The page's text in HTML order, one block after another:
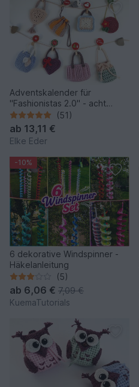
Adventskalender für
"Fashionistas 2.0" - acht
zauberhafte Modelle
(51)
ab 13,11 €
Elke Eder
-10%
6 dekorative Windspinner -
Häkelanleitung
(5)
ab 6,06 € 7,09 €
KuemaTutorials